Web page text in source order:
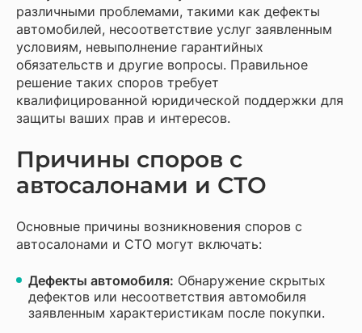
различными проблемами, такими как дефекты
автомобилей, несоответствие услуг заявленным
условиям, невыполнение гарантийных
обязательств и другие вопросы. Правильное
решение таких споров требует
квалифицированной юридической поддержки для
защиты ваших прав и интересов.
Причины споров с
автосалонами и СТО
Основные причины возникновения споров с
автосалонами и СТО могут включать:
Дефекты автомобиля: Обнаружение скрытых
дефектов или несоответствия автомобиля
заявленным характеристикам после покупки.